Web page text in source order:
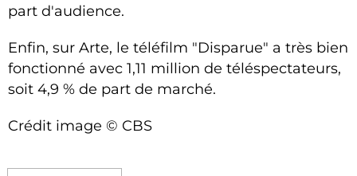
part d'audience.
Enfin, sur Arte, le téléfilm "Disparue" a très bien
fonctionné avec 1,11 million de téléspectateurs,
soit 4,9 % de part de marché.
Crédit image © CBS